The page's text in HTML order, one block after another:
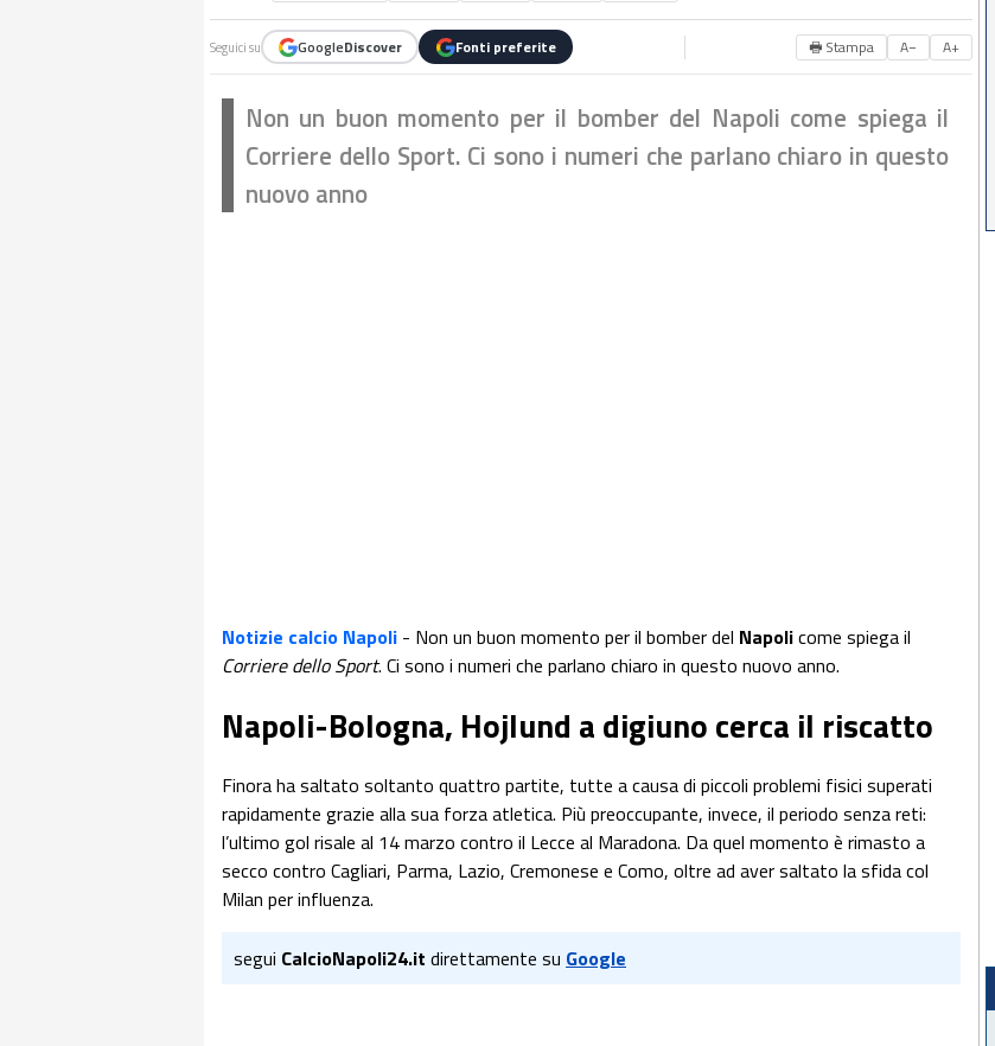
Seguici su GoogleDiscover Fonti preferite 🖶 Stampa A− A+
Non un buon momento per il bomber del Napoli come spiega il
Corriere dello Sport. Ci sono i numeri che parlano chiaro in questo
nuovo anno
Notizie calcio Napoli - Non un buon momento per il bomber del Napolicome spiega il
Corriere dello Sport. Ci sono i numeri che parlano chiaro in questo nuovo anno.
Napoli-Bologna, Hojlund a digiuno cerca il riscatto
Finora ha saltato soltanto quattro partite, tutte a causa di piccoli problemi fisici superati
rapidamente grazie alla sua forza atletica. Più preoccupante, invece, il periodo senza reti:
l’ultimo gol risale al 14 marzo contro il Lecce al Maradona. Da quel momento è rimasto a
secco contro Cagliari, Parma, Lazio, Cremonese e Como, oltre ad aver saltato la sfida col
Milan per influenza.
segui CalcioNapoli24.it direttamente su Google